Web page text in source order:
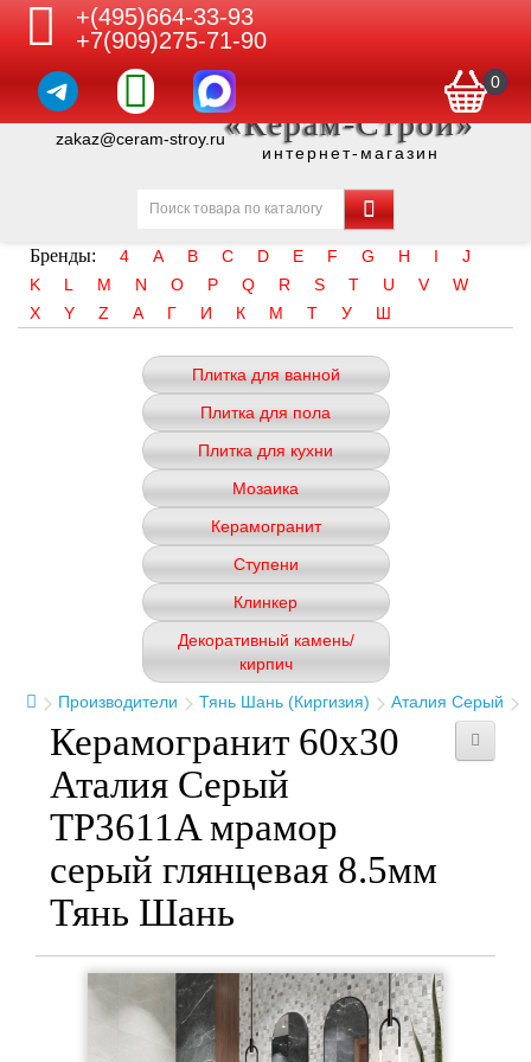
+(495)664-33-93
+7(909)275-71-90
0
zakaz@ceram-stroy.ru«Керам-Строй»
интернет-магазин
Бренды: 4 A B C D E F G H I
J
K
L M N O P Q R S T U V
W
X
Y Z А Г И К М Т У Ш
Плитка для ванной
Плитка для пола
Плитка для кухни
Мозаика
Керамогранит
Ступени
Клинкер
Декоративный камень/
кирпич
Производители
Тянь Шань (Киргизия) Аталия Серый
Керамогранит 60x30
Аталия Серый
TP3611A мрамор
серый глянцевая 8.5мм
Тянь Шань